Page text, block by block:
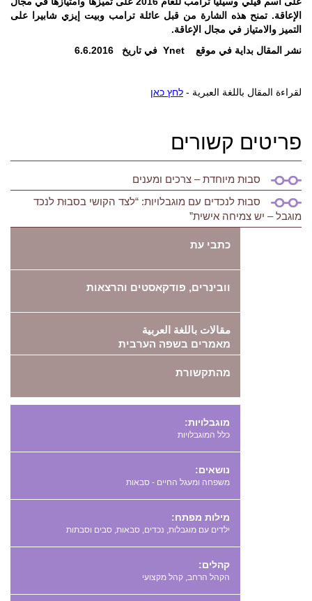
الإعاقة. تمنح هذه الشارة من قبل عائلة ترامب وبيت إيزي شابيرا على
التميز والامتياز في مجال الإعاقة.
نشر المقال بداية في موقع Ynet في تاريخ 6.6.2016
لقراءة المقال باللغة العبرية - לחץ כאן
פריטים קשורים
סבוּת מיוחדת – צרכים ומענים
סבוּת לנכדים עם מוגבלויות: “לצד הקושי בסבוּת לנכד
מוגבל – יש צמיחה אישית”
כתבי עת
וובינרים, פודקאסטים והרצאות
مقالات باللغة العربية
מאמרים בשפה הערבית
מהתקשורת
מוגבלויות:
כלל המוגבלויות
נושאים:
משפחה ומעגל החיים - סבאות
מילות מפתח:
,
,
,
קהלים:
הקהל הרחב, קהל מקצועי